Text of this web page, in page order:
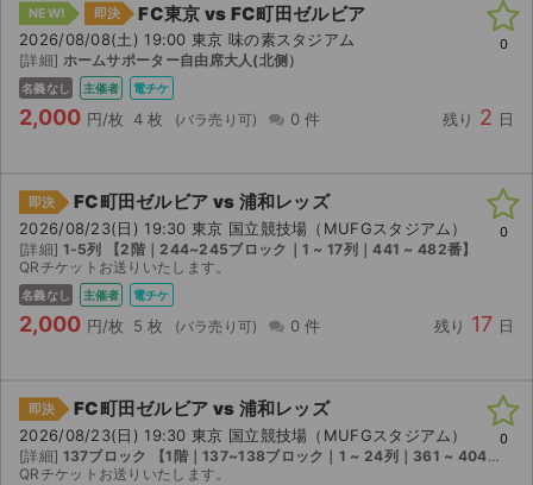
NEW! 即決 FC東京 vs FC町田ゼルビア
2026/08/08(土) 19:00 東京 味の素スタジアム
[詳細] ホームサポーター自由席大人(北侧）
名義なし 主催者 電チケ
2,000 円/枚 4 枚 0 件 残り 2 日
0
即決 FC町田ゼルビア vs 浦和レッズ
2026/08/23(日) 19:30 東京 国立競技場（MUFGスタジアム）
[詳細] 1-5列 【2階｜244~245ブロック｜1 ~ 17列｜441 ~ 482番】
QRチケットお送りいたします。
名義なし 主催者 電チケ
2,000 円/枚 5 枚 0 件 残り 17 日
0
即決 FC町田ゼルビア vs 浦和レッズ
2026/08/23(日) 19:30 東京 国立競技場（MUFGスタジアム）
[詳細] 137ブロック 【1階｜137~138ブロック｜1 ~ 24列｜361 ~ 404番】
QRチケットお送りいたします。
0